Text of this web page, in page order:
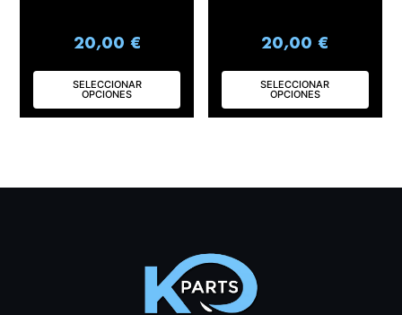
20,00 €
SELECCIONAR
OPCIONES
20,00€
SELECCIONAR
OPCIONES